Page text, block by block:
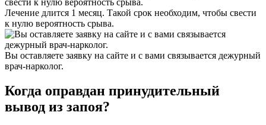
Лечение длится 1 месяц. Такой срок необходим, чтобы свести
к нулю вероятность срыва.
Вы оставляете заявку на сайте и с вами связывается дежурный
врач-нарколог.
Когда оправдан принудительный
вывод из запоя?